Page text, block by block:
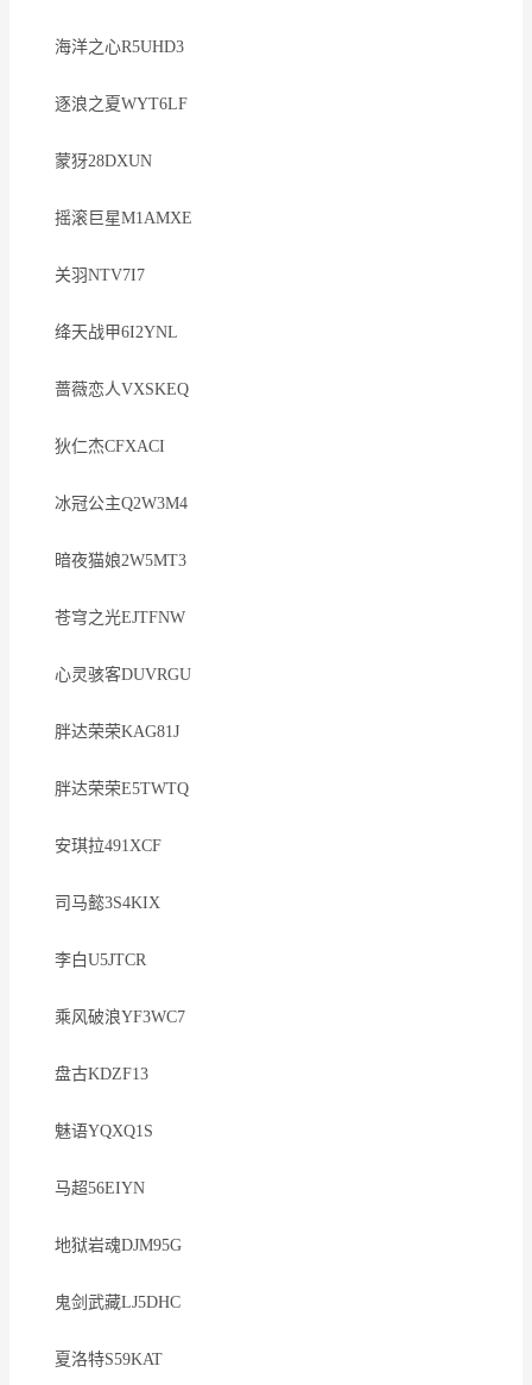
海洋之心R5UHD3
逐浪之夏WYT6LF
蒙犽28DXUN
摇滚巨星M1AMXE
关羽NTV7I7
绛天战甲6I2YNL
蔷薇恋人VXSKEQ
狄仁杰CFXACI
冰冠公主Q2W3M4
暗夜猫娘2W5MT3
苍穹之光EJTFNW
心灵骇客DUVRGU
胖达荣荣KAG81J
胖达荣荣E5TWTQ
安琪拉491XCF
司马懿3S4KIX
李白U5JTCR
乘风破浪YF3WC7
盘古KDZF13
魅语YQXQ1S
马超56EIYN
地狱岩魂DJM95G
鬼剑武藏LJ5DHC
夏洛特S59KAT